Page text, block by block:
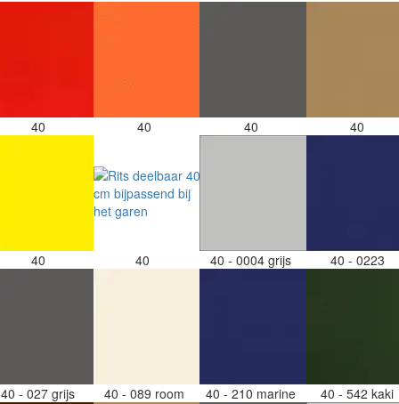
40 40 40 40
40 40 40 - 0004 grijs 40 - 0223
40 - 027 grijs 40 - 089 room 40 - 210 marine 40 - 542 kaki